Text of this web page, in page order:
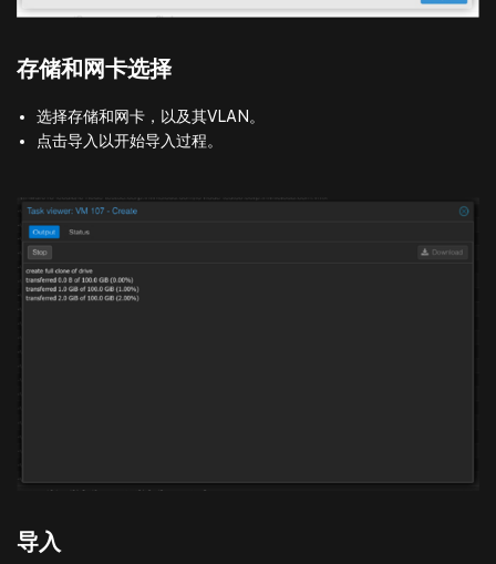
存储和网卡选择
选择存储和网卡，以及其VLAN。
点击导入以开始导入过程。
导入